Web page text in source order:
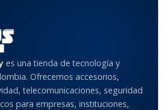
Anti-Shock
es una tienda de tecnología y
Ofrecemos accesorios,
telecomunicaciones, seguridad
para empresas, instituciones,